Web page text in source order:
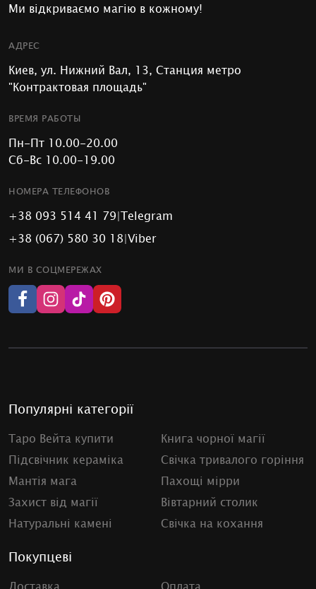
Ми відкриваємо магію в кожному!
АДРЕС
Киев, ул. Нижний Вал, 13, Станция метро
"Контрактовая площадь"
ВРЕМЯ РАБОТЫ
Пн-Пт 10.00-20.00
Сб-Вс 10.00-19.00
НОМЕРА ТЕЛЕФОНОВ
+38 093 514 41 79|Telegram
+38 (067) 580 30 18|Viber
МИ В СОЦМЕРЕЖАХ
Популярні категорії
Таро Вейта купити
Книга чорної магії
Підсвічник кераміка
Свічка тривалого горіння
Мантія мага
Пахощі мірри
Захист від магії
Вівтарний столик
Натуральні камені
Свічка на кохання
Покупцеві
Доставка Оплата